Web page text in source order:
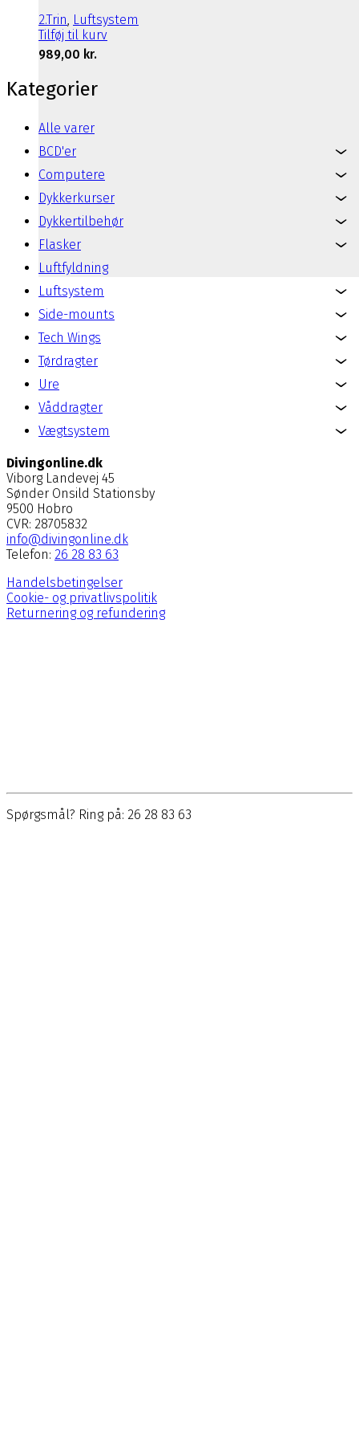
2.Trin Luftsystem
Tilføj til kurv
989,00 kr.
Kategorier
Alle varer
BCD'er
Computere
Dykkerkurser
Dykkertilbehør
Flasker
Luftfyldning
Luftsystem
Side-mounts
Tech Wings
Tørdragter
Ure
Våddragter
Vægtsystem
Divingonline.dk
Viborg Landevej 45
Sønder Onsild Stationsby
9500 Hobro
CVR: 28705832
info@divingonline.dk
Telefon: 26 28 83 63
Handelsbetingelser
Cookie- og privatlivspolitik
Returnering og refundering
Spørgsmål? Ring på: 26 28 83 63